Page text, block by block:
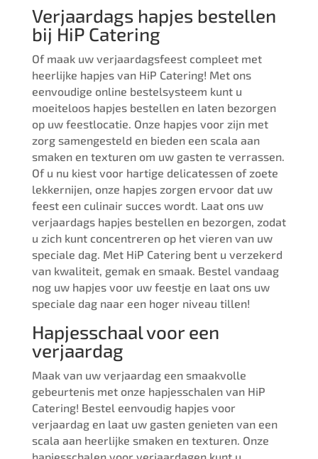
Verjaardags hapjes bestellen
bij HiP Catering
Of maak uw verjaardagsfeest compleet met
heerlijke hapjes van HiP Catering! Met ons
eenvoudige online bestelsysteem kunt u
moeiteloos hapjes bestellen en laten bezorgen
op uw feestlocatie. Onze hapjes voor zijn met
zorg samengesteld en bieden een scala aan
smaken en texturen om uw gasten te verrassen.
Of u nu kiest voor hartige delicatessen of zoete
lekkernijen, onze hapjes zorgen ervoor dat uw
feest een culinair succes wordt. Laat ons uw
verjaardags hapjes bestellen en bezorgen, zodat
u zich kunt concentreren op het vieren van uw
speciale dag. Met HiP Catering bent u verzekerd
van kwaliteit, gemak en smaak. Bestel vandaag
nog uw hapjes voor uw feestje en laat ons uw
speciale dag naar een hoger niveau tillen!
Hapjesschaal voor een
verjaardag
Maak van uw verjaardag een smaakvolle
gebeurtenis met onze hapjesschalen van HiP
Catering! Bestel eenvoudig hapjes voor
verjaardag en laat uw gasten genieten van een
scala aan heerlijke smaken en texturen. Onze
hapjesschalen voor verjaardagen kunt u